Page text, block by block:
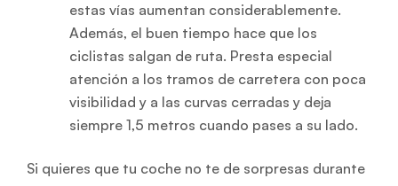
estas vías aumentan considerablemente.
Además, el buen tiempo hace que los
ciclistas salgan de ruta. Presta especial
atención a los tramos de carretera con poca
visibilidad y a las curvas cerradas y deja
siempre 1,5 metros cuando pases a su lado.
Si quieres que tu coche no te de sorpresas durante